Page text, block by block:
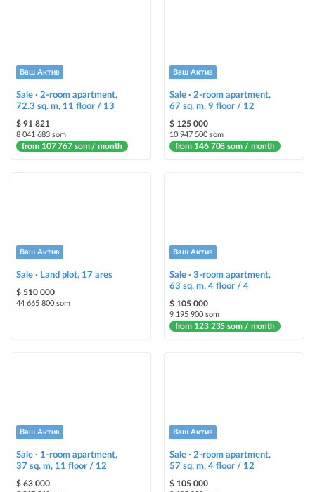
+ paid promotion on Instagram
Highlight with color
Auto UP
Stickers
and help sell it faster
Ваш Актив
Sale · 2-room apartment,
72.3 sq. m, 11 floor / 13
$ 91 821
8 041 683 som
from 107 767 som / month
Ваш Актив
Sale · 2-room apartment,
67 sq. m, 9 floor / 12
$ 125 000
10 947 500 som
from 146 708 som / month
Ваш Актив
Sale · Land plot, 17 ares
$ 510 000
44 665 800 som
Ваш Актив
Sale · 3-room apartment,
63 sq. m, 4 floor / 4
$ 105 000
9 195 900 som
from 123 235 som / month
Ваш Актив
Sale · 1-room apartment,
37 sq. m, 11 floor / 12
$ 63 000
Ваш Актив
Sale · 2-room apartment,
57 sq. m, 4 floor / 12
$ 105 000